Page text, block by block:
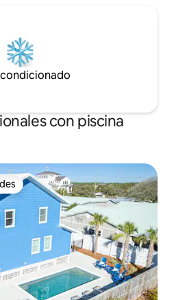
con piscina
preferido